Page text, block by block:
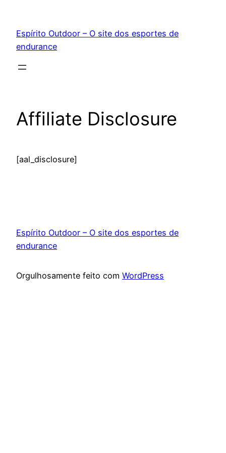
conteúdo
Espírito Outdoor – O site dos esportes de
endurance
Affiliate Disclosure
[aal_disclosure]
Espírito Outdoor – O site dos esportes de
endurance
Orgulhosamente feito com WordPress